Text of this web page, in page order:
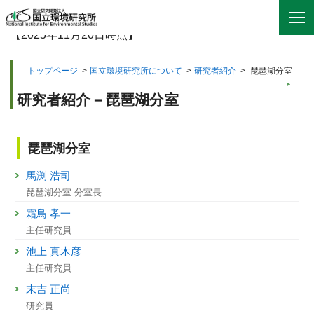
【2025年11月20日時点】
トップページ > 国立環境研究所について > 研究者紹介 > 琵琶湖分室
研究者紹介－琵琶湖分室
琵琶湖分室
馬渕 浩司
琵琶湖分室 分室長
霜鳥 孝一
主任研究員
池上 真木彦
主任研究員
末吉 正尚
研究員